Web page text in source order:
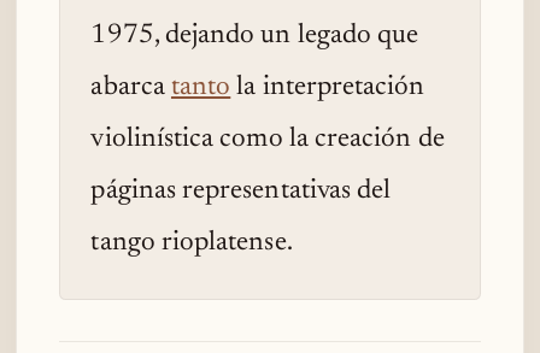
1975, dejando un legado que
abarca tanto la interpretación
violinística como la creación de
páginas representativas del
tango rioplatense.